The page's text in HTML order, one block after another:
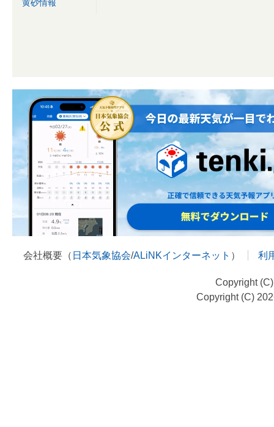
黄砂情報
会社概要（ 日本気象協会/ALiNKインターネット ） 利
Copyright
Copyright (C)